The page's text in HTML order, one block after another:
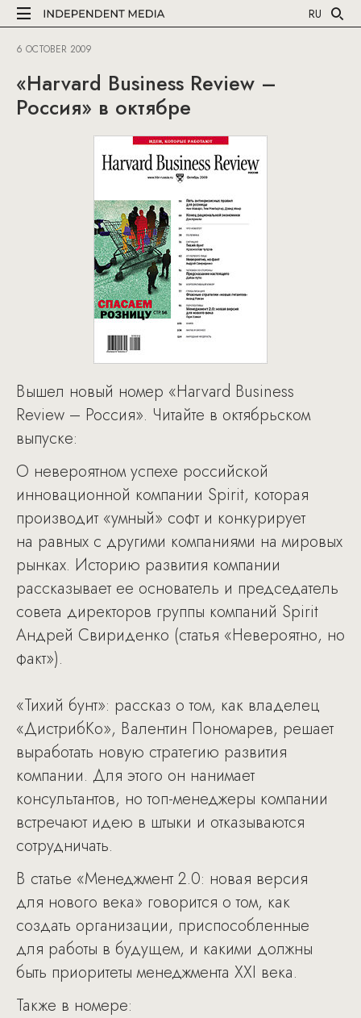
RU
6 OCTOBER 2009
«Harvard Business Review –
Россия» в октябре
Вышел новый номер «Harvard Business
Review – Россия». Читайте в октябрьском
выпуске:
О невероятном успехе российской
инновационной компании Spirit, которая
производит «умный» софт и конкурирует
на равных с другими компаниями на мировых
рынках. Историю развития компании
рассказывает ее основатель и председатель
совета директоров группы компаний Spirit
Андрей Свириденко (статья «Невероятно, но
факт»).
«Тихий бунт»: рассказ о том, как владелец
«ДистрибКо», Валентин Пономарев, решает
выработать новую стратегию развития
компании. Для этого он нанимает
консультантов, но топ-менеджеры компании
встречают идею в штыки и отказываются
сотрудничать.
В статье «Менеджмент 2.0: новая версия
для нового века» говорится о том, как
создать организации, приспособленные
для работы в будущем, и какими должны
быть приоритеты менеджмента XXI века.
Также в номере: